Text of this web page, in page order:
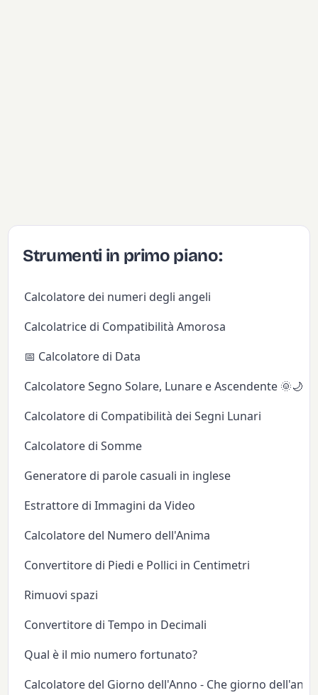
Strumenti in primo piano:
Calcolatore dei numeri degli angeli
Calcolatrice di Compatibilità Amorosa
📅 Calcolatore di Data
Calcolatore Segno Solare, Lunare e Ascendente 🌞🌙✨
Calcolatore di Compatibilità dei Segni Lunari
Calcolatore di Somme
Generatore di parole casuali in inglese
Estrattore di Immagini da Video
Calcolatore del Numero dell'Anima
Convertitore di Piedi e Pollici in Centimetri
Rimuovi spazi
Convertitore di Tempo in Decimali
Qual è il mio numero fortunato?
Calcolatore del Giorno dell'Anno - Che giorno